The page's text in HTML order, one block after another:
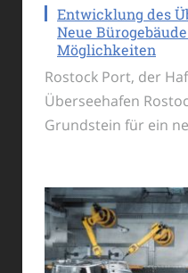
Entwicklung des
Neue
Möglichkeiten
Rostock Port, der
Überseehafen
Grundstein für ein